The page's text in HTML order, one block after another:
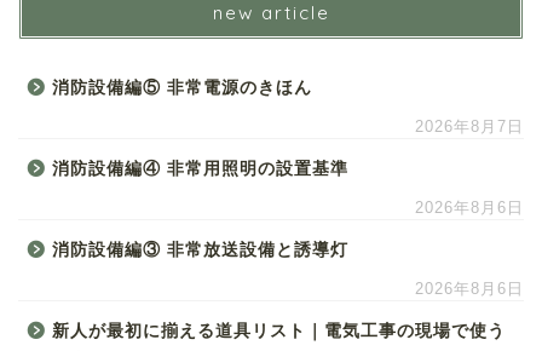
new article
消防設備編⑤ 非常電源のきほん
2026年8月7日
消防設備編④ 非常用照明の設置基準
2026年8月6日
消防設備編③ 非常放送設備と誘導灯
2026年8月6日
新人が最初に揃える道具リスト｜電気工事の現場で使う